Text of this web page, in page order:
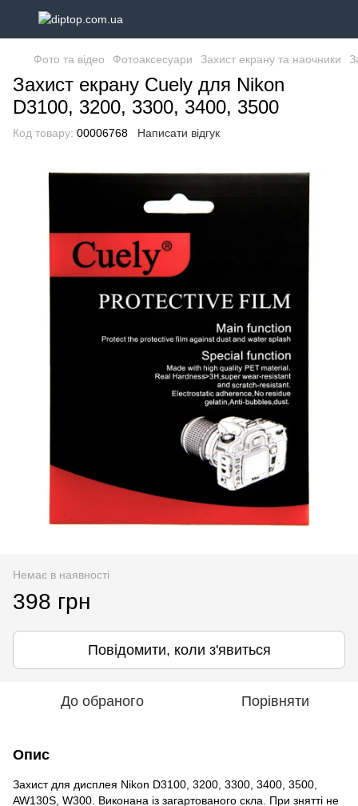
Фото та відео Фотоаксесуари Захист екрану та наочники
Захист екрану Cuely для Nikon
D3100, 3200, 3300, 3400, 3500
Код товару: 00006768 Написати відгук
Немає в наявності
398 грн
Повідомити, коли з'явиться
До обраного Порівняти
Опис
Захист для дисплея Nikon D3100, 3200, 3300, 3400, 3500,
AW130S, W300. Виконана із загартованого скла. При знятті не